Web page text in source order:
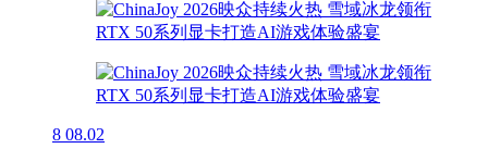
8 08.02